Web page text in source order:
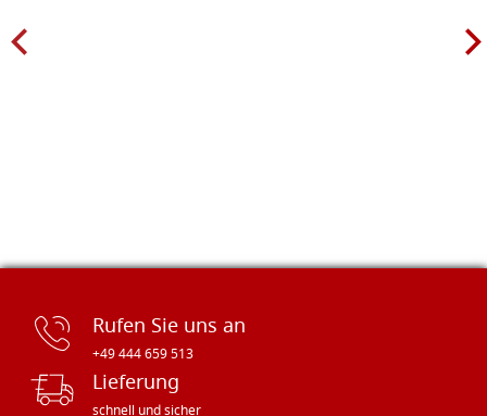
Rufen Sie uns an
+49 444 659 513
Lieferung
schnell und sicher